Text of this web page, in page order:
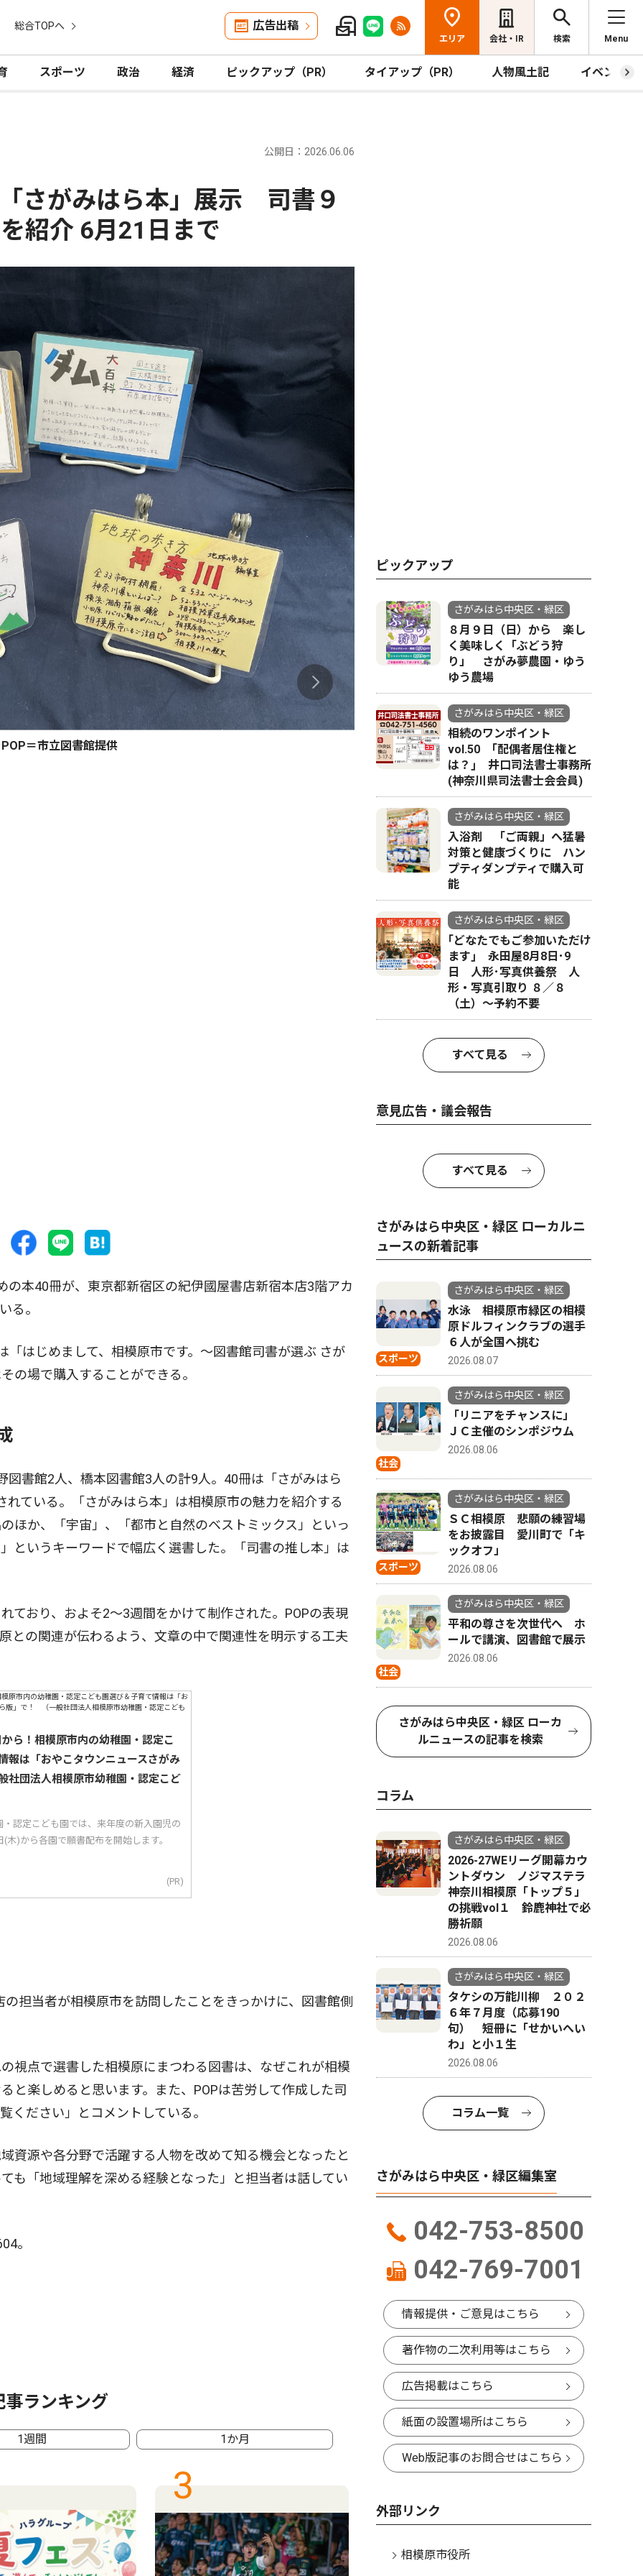
総合TOPへ 広告出稿
エリア 会社・IR 検索 Menu
スポーツ 政治 経済 ピックアップ（PR） タイアップ（PR） 人物風土記 イベント
公開日：2026.06.06
さがみはら本」展示 司書９
紹介 6月21日まで
＝市立図書館提供
本40冊が、東京都新宿区の紀伊國屋書店新宿本店3階アカ
る。
はじめまして、相模原市です。〜図書館司書が選ぶ さが
の場で購入することができる。
書館2人、橋本図書館3人の計9人。40冊は「さがみはら
ている。「さがみはら本」は相模原市の魅力を紹介する
ほか、「宇宙」、「都市と自然のベストミックス」といっ
というキーワードで幅広く選書した。「司書の推し本」は
おり、およそ2〜3週間をかけて制作された。POPの表現
との関連が伝わるよう、文章の中で関連性を明示する工夫
ら！相模原市内の幼稚園・認定こ
報は「おやこタウンニュースさがみ
団法人相模原市幼稚園・認定こど
認定こども園では、来年度の新入園児の
木)から各園で願書配布を開始します。
(PR)
担当者が相模原市を訪問したことをきっかけに、図書館側
点で選書した相模原にまつわる図書は、なぜこれが相模
と楽しめると思います。また、POPは苦労して作成した司
ください」とコメントしている。
源や各分野で活躍する人物を改めて知る機会となったと
も「地域理解を深める経験となった」と担当者は話してい
。
ランキング
1週間 1か月
3 4
ピックアップ
さがみはら中央区・緑区
８月９日（日）から 楽し
く美味しく「ぶどう狩
り」 さがみ夢農園・ゆう
ゆう農場
さがみはら中央区・緑区
相続のワンポイント
vol.50 ｢配偶者居住権と
は？｣ 井口司法書士事務所
(神奈川県司法書士会会員)
さがみはら中央区・緑区
入浴剤 「ご両親」へ猛暑
対策と健康づくりに ハン
プティダンプティで購入可
能
さがみはら中央区・緑区
｢どなたでもご参加いただけ
ます｣ 永田屋8月8日･9
日 人形･写真供養祭 人
形・写真引取り ８／８
（土）〜予約不要
すべて見る
意見広告・議会報告
すべて見る
さがみはら中央区・緑区 ローカルニ
ュースの新着記事
スポーツ
さがみはら中央区・緑区
水泳 相模原市緑区の相模
原ドルフィンクラブの選手
６人が全国へ挑む
2026.08.07
社会
さがみはら中央区・緑区
「リニアをチャンスに」
ＪＣ主催のシンポジウム
2026.08.06
スポーツ
さがみはら中央区・緑区
ＳＣ相模原 悲願の練習場
をお披露目 愛川町で「キ
ックオフ」
2026.08.06
社会
さがみはら中央区・緑区
平和の尊さを次世代へ ホ
ールで講演、図書館で展示
2026.08.06
さがみはら中央区・緑区 ローカ
ルニュースの記事を検索
コラム
さがみはら中央区・緑区
2026-27WEリーグ開幕カウ
ントダウン ノジマステラ
神奈川相模原「トップ５」
の挑戦vol１ 鈴鹿神社で必
勝祈願
2026.08.06
さがみはら中央区・緑区
タケシの万能川柳 ２０２
６年７月度（応募190
句） 短冊に「せかいへい
わ」と小１生
2026.08.06
コラム一覧
さがみはら中央区・緑区編集室
042-753-8500
042-769-7001
情報提供・ご意見はこちら
著作物の二次利用等はこちら
広告掲載はこちら
紙面の設置場所はこちら
Web版記事のお問合せはこちら
外部リンク
相模原市役所